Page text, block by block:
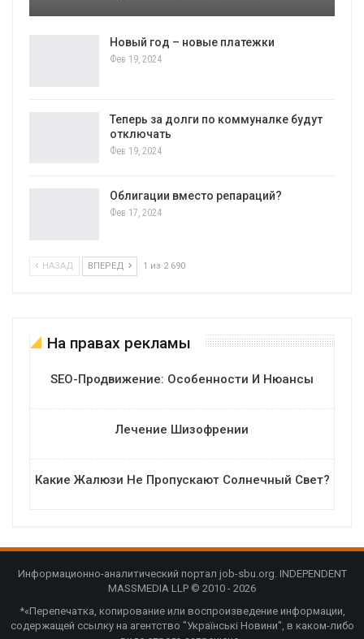
Новый год – новые платежки
Фев 19, 2024
Теперь за долги по коммуналке будут
отключать
Фев 19, 2024
Облигации вместо репараций?
Фев 17, 2024
НАЗАД ВПЕРЕД 1 из 2 690
На правах рекламы
SEO-Продвижение: Особенности И Нюансы
Лечение Шизофрении
Какие Жалюзи Не Пропускают Солнечный Свет?
Информационно-аналитический портал job-sbu.org. INDEPENDENT
MASSMEDIA LLP © 2010 - 2026
*«Перепечатка, копирование или воспроизведение информации,
содержащей ссылку на агентство "Українські Новини", в каком-либо